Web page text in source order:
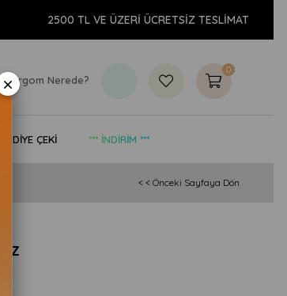
2500 TL VE ÜZERİ ÜCRETSİZ TESLİMAT
0
Kargom Nerede?
HEDİYE ÇEKİ *** İNDİRİM ***
< < Önceki Sayfaya Dön
×